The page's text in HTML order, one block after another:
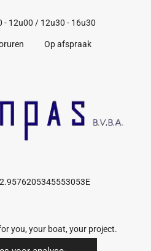
12u00 / 12u30 - 16u30
Op afspraak
you, your boat, your project.